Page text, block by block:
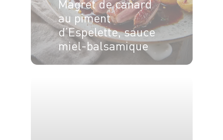
Magret de canard
au piment
d’Espelette, sauce
miel-balsamique